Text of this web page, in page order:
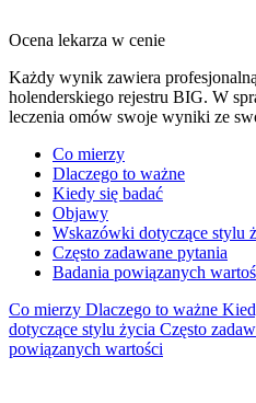
Ocena lekarza w cenie
Każdy wynik zawiera
holenderskiego rejestru BIG. W
leczenia omów swoje wyniki ze
Co mierzy
Dlaczego to ważne
Kiedy się badać
Objawy
Wskazówki dotyczące stylu
Często zadawane pytania
Badania powiązanych
Co mierzy Dlaczego to ważne
dotyczące stylu życia Często
powiązanych wartości